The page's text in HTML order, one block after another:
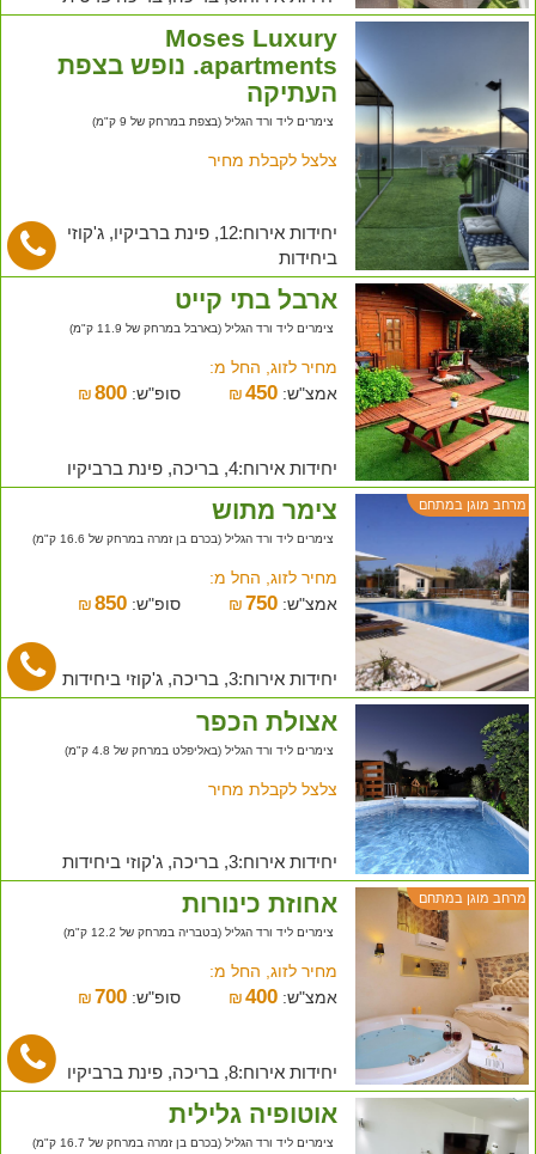
Moses Luxury
apartments. נופש בצפת
העתיקה
צימרים ליד ורד הגליל (בצפת במרחק של 9 ק"מ)
צלצל לקבלת מחיר
יחידות אירוח:12, פינת ברביקיו, ג'קוזי
ביחידות
ארבל בתי קייט
צימרים ליד ורד הגליל (בארבל במרחק של 11.9 ק"מ)
מחיר לזוג, החל מ:
אמצ"ש:
₪450 סופ"ש: ₪ 800
יחידות אירוח:4, בריכה, פינת ברביקיו
מרחב מוגן במתחם צימר מתוש
צימרים ליד ורד הגליל (בכרם בן זמרה במרחק של 16.6 ק"מ)
מחיר לזוג, החל מ:
אמצ"ש:
₪750 סופ"ש: ₪ 850
יחידות אירוח:3, בריכה, ג'קוזי ביחידות
אצולת הכפר
צימרים ליד ורד הגליל (באליפלט במרחק של 4.8 ק"מ)
צלצל לקבלת מחיר
יחידות אירוח:3, בריכה, ג'קוזי ביחידות
מרחב מוגן במתחם אחוזת כינורות
צימרים ליד ורד הגליל (בטבריה במרחק של 12.2 ק"מ)
מחיר לזוג, החל מ:
אמצ"ש:
₪400 סופ"ש: ₪ 700
יחידות אירוח:8, בריכה, פינת ברביקיו
אוטופיה גלילית
צימרים ליד ורד הגליל (בכרם בן זמרה במרחק של 16.7 ק"מ)